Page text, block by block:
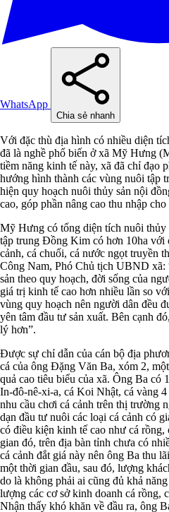
WhatsApp
Chia sẻ nhanh
Với đặc thù địa hình có nhiều diện
đã là nghề phổ biến ở xã Mỹ Hưng
tiềm năng kinh tế này, xã đã chỉ đạo
hướng hình thành các vùng nuôi tập
hiện quy hoạch nuôi thủy sản nội
cao, góp phần nâng cao thu nhập
Mỹ Hưng có tổng diện tích nuôi thủy
tập trung Đồng Kim có hơn 10ha với
cảnh, cá chuối, cá nước ngọt truyền
Công Nam, Phó Chủ tịch UBND
sản theo quy hoạch, đời sống của
giá trị kinh tế cao hơn nhiều lần so
vùng quy hoạch nên người dân đều
yên tâm đầu tư sản xuất. Bên cạnh
lý hơn”.
Được sự chỉ dẫn của cán bộ địa
cá của ông Đặng Văn Ba, xóm 2,
quả cao tiêu biểu của xã. Ông Ba có
In-đô-nê-xi-a, cá Koi Nhật, cá vàng
nhu cầu chơi cá cảnh trên thị trường
dạn đầu tư nuôi các loại cá cảnh có
có điều kiện kinh tế cao như cá
gian đó, trên địa bàn tỉnh chưa có
cá cảnh đắt giá này nên ông Ba thu
một thời gian đầu, sau đó, lượng
do là không phải ai cũng đủ khả
lượng các cơ sở kinh doanh cá rồng,
Nhận thấy khó khăn về đầu ra, ông